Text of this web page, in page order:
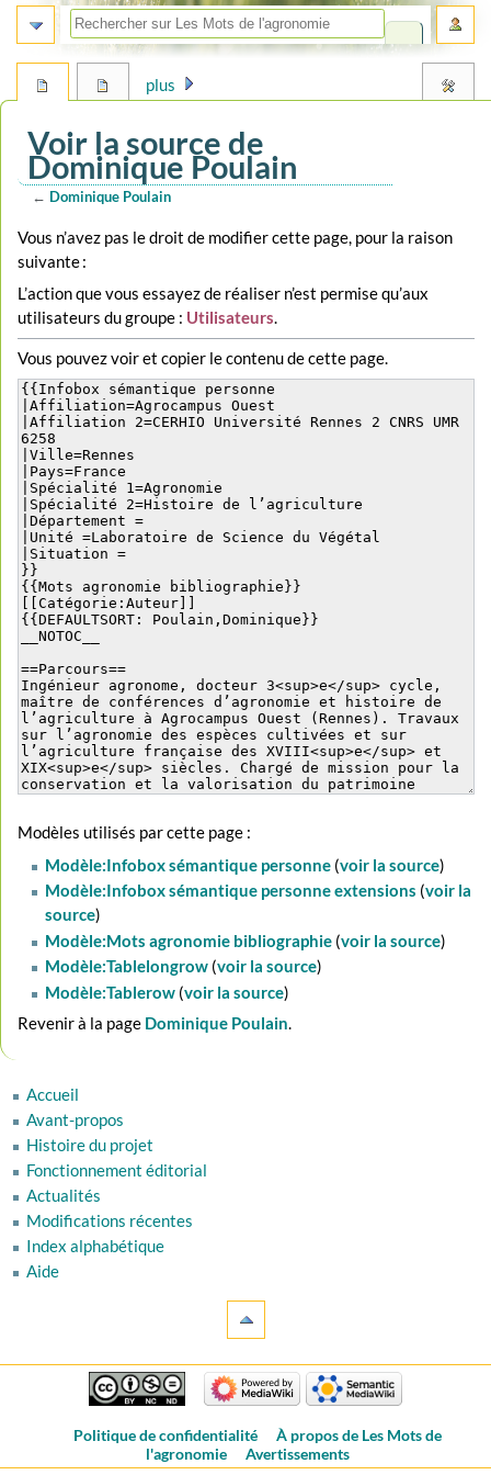
Voir la source de
Dominique Poulain
← Dominique Poulain
Aller
à
la
navigation
Aller
à
la
recherche
Vous n’avez pas le droit de modifier cette page, pour la raison
suivante :
L’action que vous essayez de réaliser n’est permise qu’aux
utilisateurs du groupe : Utilisateurs.
Vous pouvez voir et copier le contenu de cette page.
Modèles utilisés par cette page :
Modèle:Infobox sémantique personne(voir la source)
Modèle:Infobox sémantique personne extensions (voir la
source)
Modèle:Mots agronomie bibliographie(voir la source)
Modèle:Tablelongrow(voir la source)
Modèle:Tablerow(voir la source)
Revenir à la page Dominique Poulain.
plus
Accueil
Avant-propos
Histoire du projet
Fonctionnement éditorial
Actualités
Modifications récentes
Index alphabétique
Aide
Politique de confidentialité
À propos de Les Mots de
l'agronomie
Avertissements